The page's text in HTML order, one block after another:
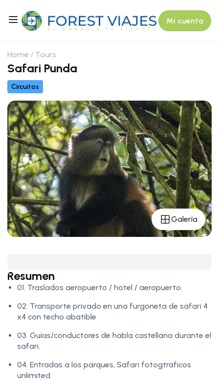
Mi cuenta
Home Tours
Safari Punda
Circuitos
Galería
Resumen
01. Traslados aeropuerto / hotel / aeropuerto.
02. Transporte privado en una furgoneta de safari 4
x4 con techo abatible
03. Guías/conductores de habla castellana durante el
safari.
04. Entradas a los parques, Safari fotogtraficos
unlimited